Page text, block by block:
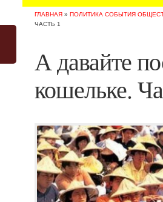
ГЛАВНАЯ » ПОЛИТИКА СОБЫТИЯ
ЧАСТЬ 1
А давайте
кошельке.